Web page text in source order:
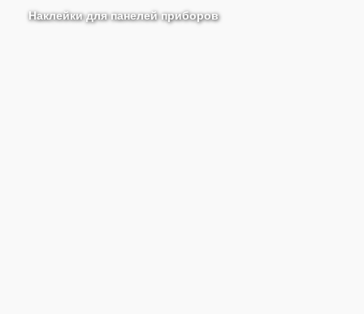
Наклейки для панелей приборов